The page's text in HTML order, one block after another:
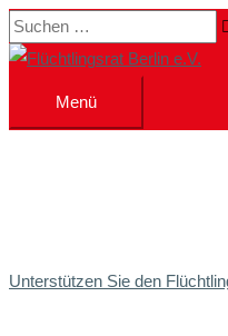
Zum
Inhalt
Suchen …
Menü
Menü
Unterstützen Sie den